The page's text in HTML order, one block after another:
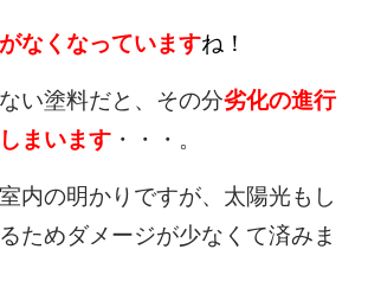
なくなっていますね！
い塗料だと、その分劣化の進行
まいます ・・・。
内の明かりですが、太陽光もし
ためダメージが少なくて済みま